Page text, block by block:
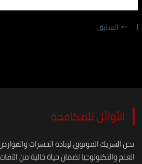
السابق
الأوائل للمكافحة
نحن الشريك الموثوق لإبادة الحشرات
العلم والتكنولوجيا لضمان حياة خالية من